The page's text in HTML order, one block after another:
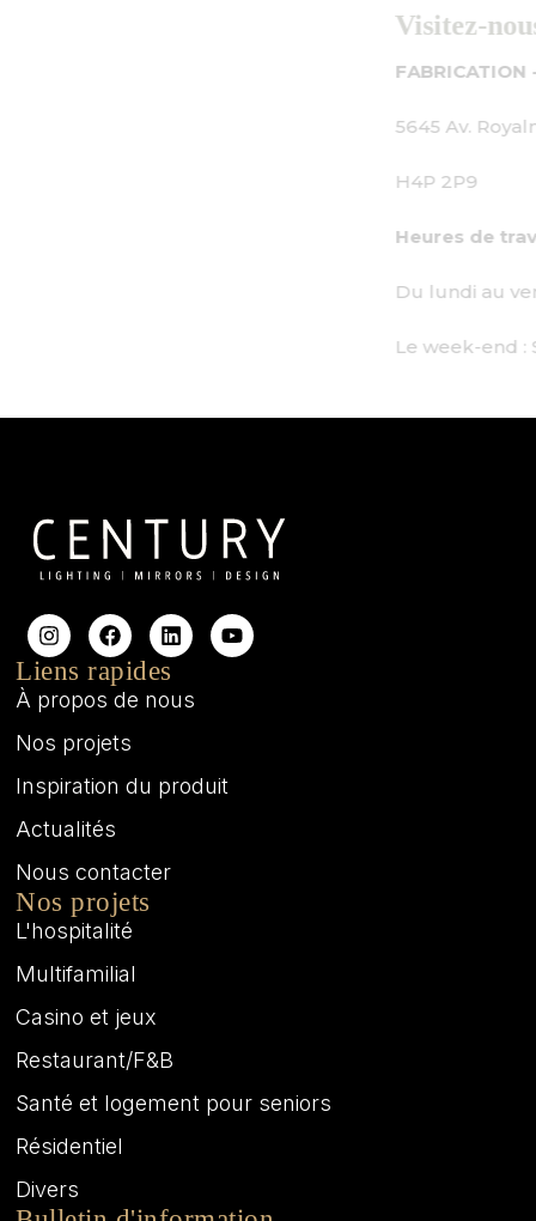
FABRICATION - SALLE D'EXPOSITION -
5645 Av. Royalmount, Mont-Royal, QC CANADA
Du lundi au vendredi : de 9h à 18h
Le week-end : Sur rendez-vous uniquement
Liens rapides
À propos de nous
Nos projets
Inspiration du produit
Actualités
Nous contacter
Nos projets
L'hospitalité
Multifamilial
Casino et jeux
Restaurant/F&B
Santé et logement pour seniors
Résidentiel
Divers